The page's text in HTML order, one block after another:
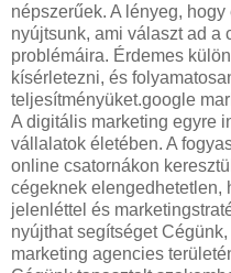
népszerűek. A lényeg,
nyújtsunk, ami választ ad a
problémáira. Érdemes
kísérletezni, és
teljesítményüket.google
A digitális marketing egyre
vállalatok életében. A
online csatornákon
cégeknek elengedhetetlen,
jelenléttel és
nyújthat segítséget
marketing agencies